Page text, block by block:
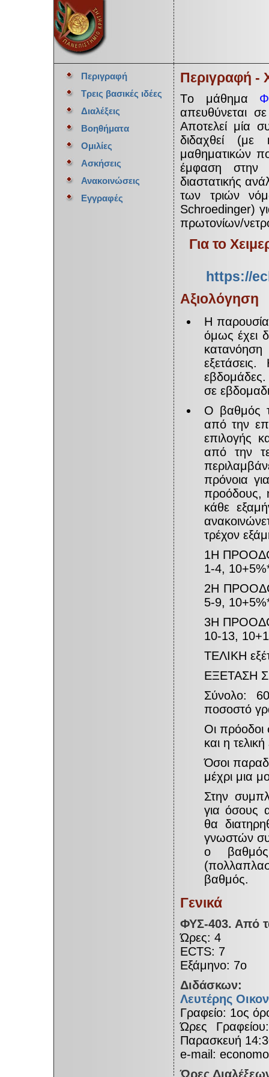
Περιγραφή
Τρεις βασικές ιδέες
Διαλέξεις
Βοηθήματα
Ομιλίες
Ασκήσεις
Ανακοινώσεις
Εγγραφές
Περιγραφή -
Tο μάθημα
απευθύνεται
Αποτελεί μία
διδαχθεί (με
μαθηματικών
έμφαση στην
διαστατικής
των τριών
Schroedinger)
πρωτονίων/
Για το
https://
Αξιολόγηση
Η
όμως έχει
εβδομάδες.
σε
Ο βαθμός
από την
επιλογής
από την
πρόνοια
προόδους,
κάθε
τρέχον
1Η
1-4,
2Η
5-9,
3Η
10-13,
ΤΕΛΙΚΗ
ΕΞΕΤΑΣΗ
Σύνολο:
ποσοστό
Οι πρόοδοι
και η
Όσοι
μέχρι μια
Στην
για όσους
θα
γνωστών
ο
βαθμός.
Γενικά
ΦΥΣ-403. Από
Ώρες: 4
ΕCTS: 7
Εξάμηνο: 7ο
Διδάσκων:
Λευτέρης
Γραφείο: 1ος
Ώρες
Παρασκευή
e-mail:
Ώρες